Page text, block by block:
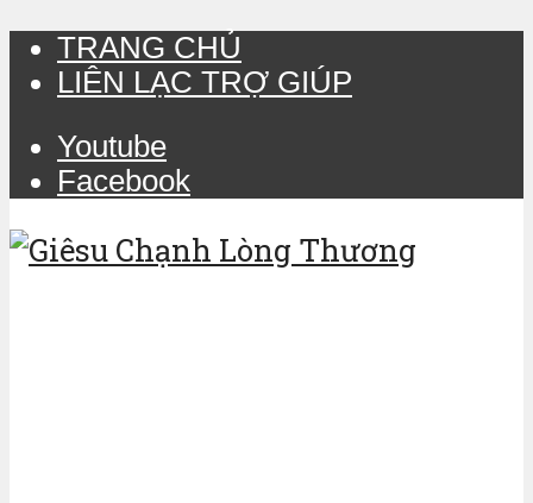
TRANG CHỦ
LIÊN LẠC TRỢ GIÚP
Youtube
Facebook